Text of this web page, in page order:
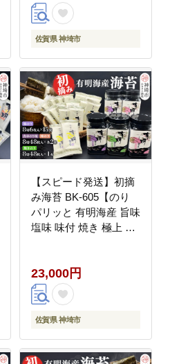
佐賀県 神埼市
【スピード発送】初摘
み海苔 BK-605【のり
パリッと 有明海産 旨味
塩味 味付 焼き 極上 絶
23,000円
佐賀県 神埼市